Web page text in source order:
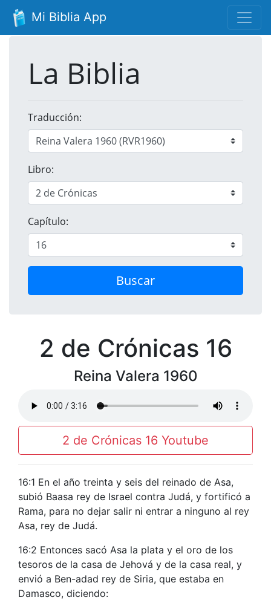
Mi Biblia App
La Biblia
Traducción:
Libro:
Capítulo:
Buscar
2 de Crónicas 16
Reina Valera 1960
2 de Crónicas 16 Youtube
16:1 En el año treinta y seis del reinado de Asa,
subió Baasa rey de Israel contra Judá, y fortificó a
Rama, para no dejar salir ni entrar a ninguno al rey
Asa, rey de Judá.
16:2 Entonces sacó Asa la plata y el oro de los
tesoros de la casa de Jehová y de la casa real, y
envió a Ben-adad rey de Siria, que estaba en
Damasco, diciendo: